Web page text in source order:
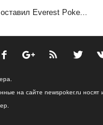
Everest Poke...
на сайте newspoker.ru носят